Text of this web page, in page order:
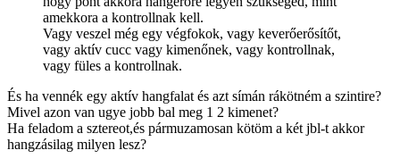
amekkora a kontrollnak kell.
Vagy veszel még egy végfokok, vagy keverőerősítőt,
vagy aktív cucc vagy kimenőnek, vagy kontrollnak,
vagy füles a kontrollnak.
És ha vennék egy aktív hangfalat és azt símán rákötném a szintire?
Mivel azon van ugye jobb bal meg 1 2 kimenet?
Ha feladom a sztereot,és pármuzamosan kötöm a két jbl-t akkor
hangzásilag milyen lesz?